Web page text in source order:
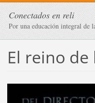
Conectados en reli
Por una educación integral de
El reino de